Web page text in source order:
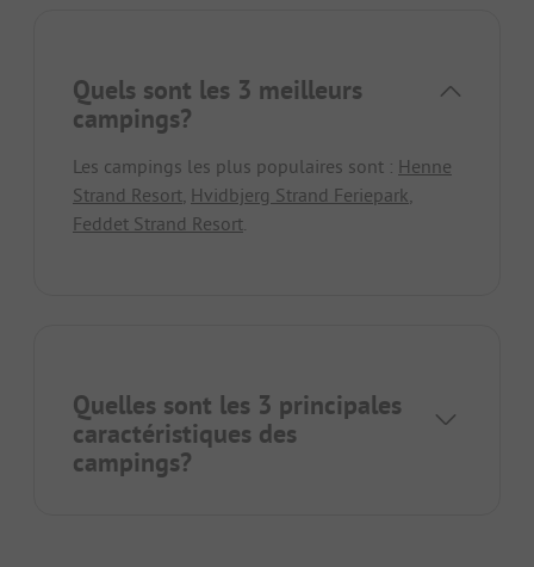
Quels sont les 3 meilleurs
campings?
Les campings les plus populaires sont : Henne
Strand Resort Hvidbjerg Strand Feriepark
Feddet Strand Resort
Quelles sont les 3 principales
caractéristiques des
campings?